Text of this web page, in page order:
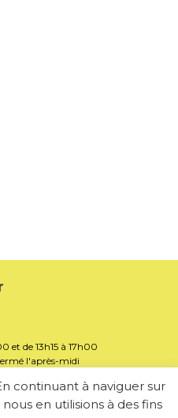
et de 13h15 à 17h00
l'après-midi
continuant à naviguer sur
en utilisions à des fins